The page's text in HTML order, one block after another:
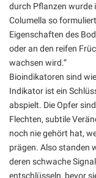
durch Pflanzen wurde
Columella so
Eigenschaften des
oder an den reifen
wachsen wird.“
Bioindikatoren sind
Indikator ist ein
abspielt. Die Opfer
Flechten, subtile
noch nie gehört hat,
prägen. Also standen
deren schwache
entschlüsseln, bevor